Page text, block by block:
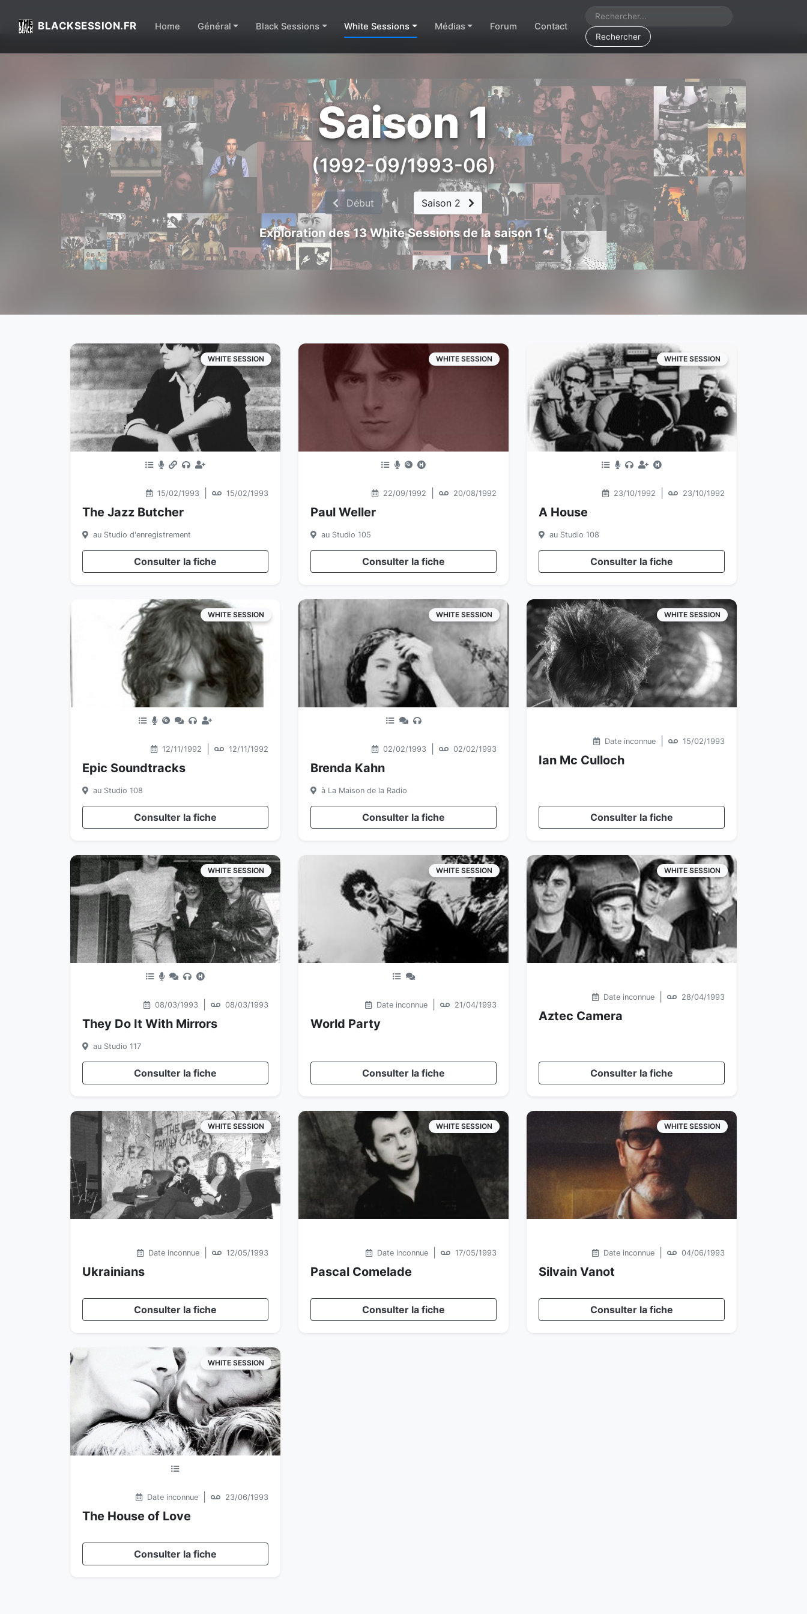
BLACKSESSION.FR Home Général Black Sessions White Sessions Médias Forum Contact
Rechercher
Saison 1
(1992-09/1993-06)
Début | Saison 2
Exploration des 13 White Sessions de la saison 1 !
WHITE SESSION
15/02/1993 15/02/1993
The Jazz Butcher
au Studio d'enregistrement
Consulter la fiche
WHITE SESSION
22/09/1992 20/08/1992
Paul Weller
au Studio 105
Consulter la fiche
WHITE SESSION
23/10/1992 23/10/1992
A House
au Studio 108
Consulter la fiche
WHITE SESSION
12/11/1992 12/11/1992
Epic Soundtracks
au Studio 108
Consulter la fiche
WHITE SESSION
02/02/1993 02/02/1993
Brenda Kahn
à La Maison de la Radio
Consulter la fiche
WHITE SESSION
Date inconnue 15/02/1993
Ian Mc Culloch
Consulter la fiche
WHITE SESSION
08/03/1993 08/03/1993
They Do It With Mirrors
au Studio 117
Consulter la fiche
WHITE SESSION
Date inconnue 21/04/1993
World Party
Consulter la fiche
WHITE SESSION
Date inconnue 28/04/1993
Aztec Camera
Consulter la fiche
WHITE SESSION
Date inconnue 12/05/1993
Ukrainians
Consulter la fiche
WHITE SESSION
Date inconnue 17/05/1993
Pascal Comelade
Consulter la fiche
WHITE SESSION
Date inconnue 04/06/1993
Silvain Vanot
Consulter la fiche
WHITE SESSION
Date inconnue 23/06/1993
The House of Love
Consulter la fiche